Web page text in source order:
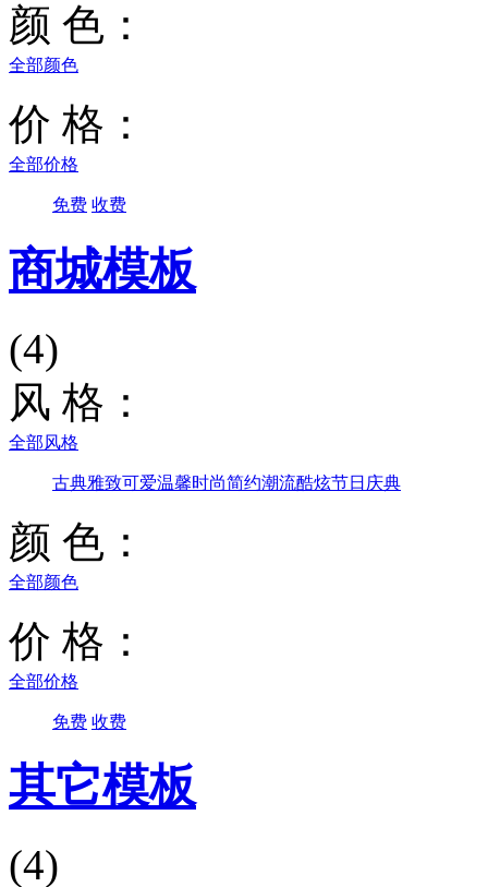
颜 色：
全部颜色
价 格：
全部价格
免费 收费
商城模板
(4)
风 格：
全部风格
古典雅致可爱温馨时尚简约潮流酷炫节日庆典
颜 色：
全部颜色
价 格：
全部价格
免费 收费
其它模板
(4)